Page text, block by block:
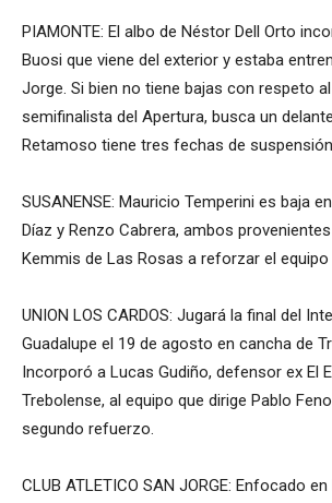
PIAMONTE: El albo de Néstor Dell Orto
Buosi que viene del exterior y estaba
Jorge. Si bien no tiene bajas con respeto
semifinalista del Apertura, busca un
Retamoso tiene tres fechas de
SUSANENSE: Mauricio Temperini es baja
Díaz y Renzo Cabrera, ambos
Kemmis de Las Rosas a reforzar el equipo
UNION LOS CARDOS: Jugará la final del
Guadalupe el 19 de agosto en cancha de
Incorporó a Lucas Gudiño, defensor ex El
Trebolense, al equipo que dirige Pablo
segundo refuerzo.
CLUB ATLETICO SAN JORGE: Enfocado